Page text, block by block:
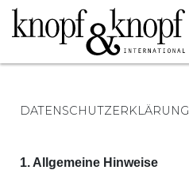
DATENSCHUTZERKLÄRUNG
1. Allgemeine Hinweise